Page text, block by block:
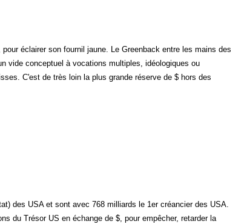
éclairer son fournil jaune. Le Greenback entre les mains des
vide conceptuel à vocations multiples, idéologiques ou
C'est de très loin la plus grande réserve de $ hors des
des USA et sont avec 768 milliards le 1er créancier des USA.
du Trésor US en échange de $, pour empêcher, retarder la